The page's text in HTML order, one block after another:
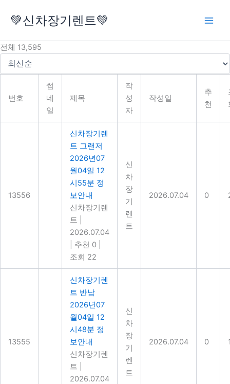
로
건
💚신차장기렌트💚
전체 13,595
번호
썸
네
일
제목
작
성
자
작성일
추
천
13556
신차장기렌
트 그랜저
2026년07
월04일 12
시55분 정
보안내
신차장기렌
트
2026.07.04
추천 0
조회 22
신
차
장
기
렌
트
2026.07.04 0
13555
신차장기렌
트 반납
2026년07
월04일 12
시48분 정
보안내
신차장기렌
트
2026.07.04
신
차
장
기
렌
트
2026.07.04 0